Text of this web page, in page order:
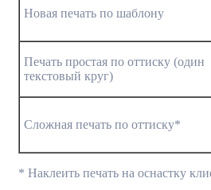
Новая печать по шаблону
Печать простая по оттиску (один
текстовый круг)
Сложная печать по оттиску*
* Наклеить печать на оснастку